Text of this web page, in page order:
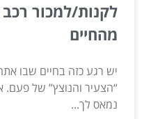
לקנות/למכור רכב
מהחיים
יש רגע כזה בחיים שבו
“הצעיר והנוצץ” של פעם.
נמאס לך...